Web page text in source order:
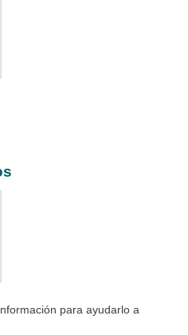
para ayudarlo a